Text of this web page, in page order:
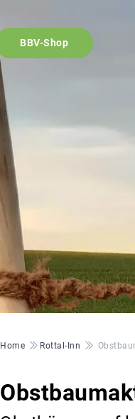
BBV-Shop
Pfadnavigation
Home Rottal-Inn